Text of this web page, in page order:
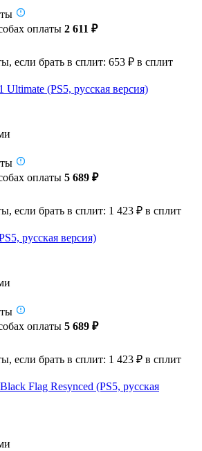
оплаты 2 611 ₽
если брать в сплит: 653 ₽ в сплит
(PS5, русская версия)
оплаты 5 689 ₽
если брать в сплит: 1 423 ₽ в сплит
русская версия)
оплаты 5 689 ₽
если брать в сплит: 1 423 ₽ в сплит
Flag Resynced (PS5, русская